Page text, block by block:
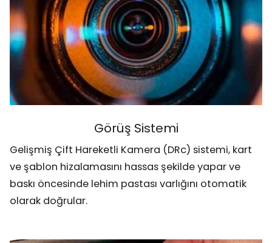
Görüş Sistemi
Gelişmiş Çift Hareketli Kamera (DRc) sistemi, kart
ve şablon hizalamasını hassas şekilde yapar ve
baskı öncesinde lehim pastası varlığını otomatik
olarak doğrular.